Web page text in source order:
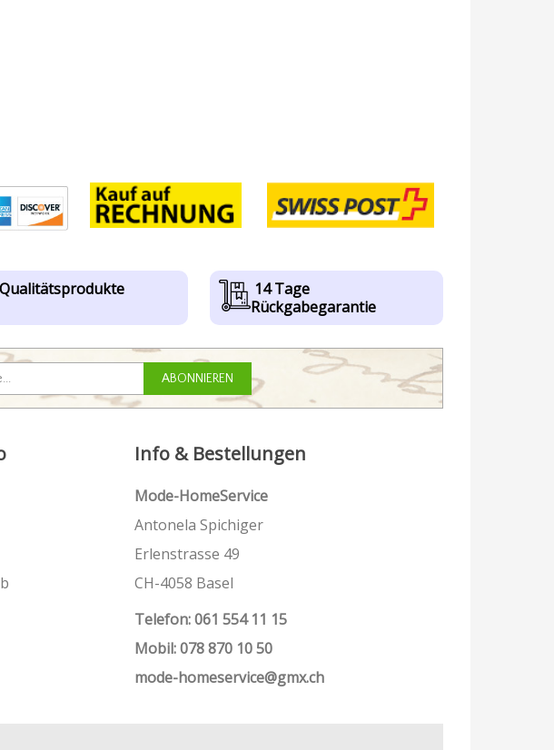
Qualitätsprodukte
14 Tage
Rückgabegarantie
Info & Bestellungen
Mode-HomeService
Antonela Spichiger
Erlenstrasse 49
CH-4058 Basel
Telefon: 061 554 11 15
Mobil: 078 870 10 50
mode-homeservice@gmx.ch